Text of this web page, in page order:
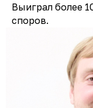
Выиграл более
споров.